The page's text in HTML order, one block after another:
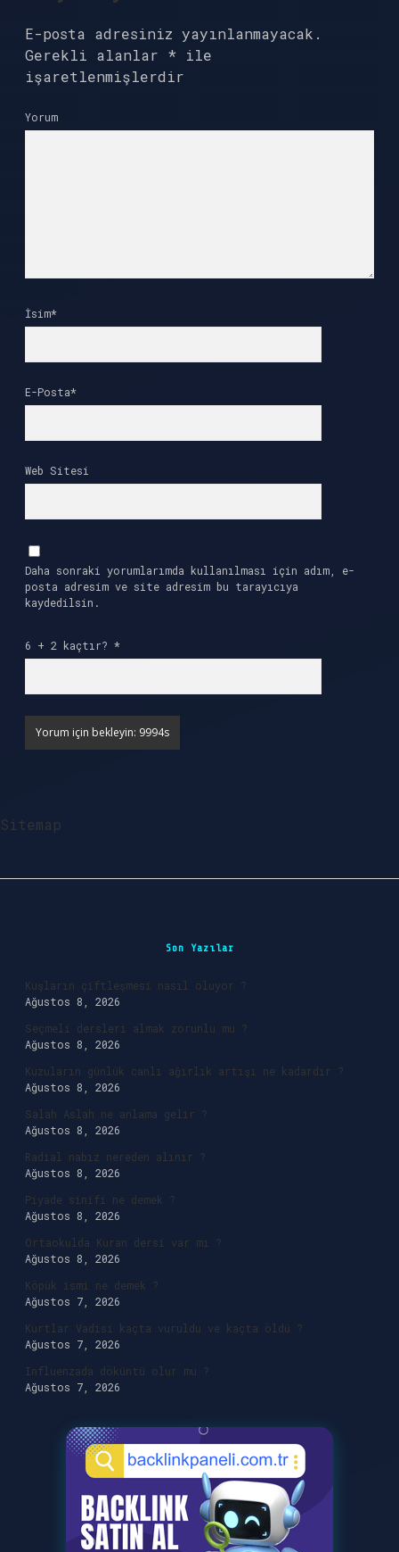
E-posta adresiniz yayınlanmayacak.
Gerekli alanlar * ile
işaretlenmişlerdir
Yorum
İsim*
E-Posta*
Web Sitesi
Daha sonraki yorumlarımda kullanılması için adım, e-
posta adresim ve site adresim bu tarayıcıya
kaydedilsin.
6 + 2 kaçtır? *
Sitemap
Son Yazılar
Kuşların çiftleşmesi nasıl oluyor ?
Ağustos 8, 2026
Seçmeli dersleri almak zorunlu mu ?
Ağustos 8, 2026
Kuzuların günlük canlı ağırlık artışı ne kadardır ?
Ağustos 8, 2026
Salah Aslah ne anlama gelir ?
Ağustos 8, 2026
Radial nabız nereden alınır ?
Ağustos 8, 2026
Piyade sinifi ne demek ?
Ağustos 8, 2026
Ortaokulda Kuran dersi var mı ?
Ağustos 8, 2026
Köpük ismi ne demek ?
Ağustos 7, 2026
Kurtlar Vadisi kaçta vuruldu ve kaçta öldü ?
Ağustos 7, 2026
Influenzada döküntü olur mu ?
Ağustos 7, 2026